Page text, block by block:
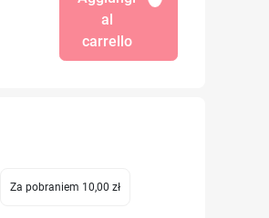
al
carrello
Za pobraniem 10,00 zł